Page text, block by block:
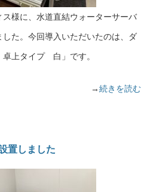
様に、水道直結ウォーターサーバ
た。今回導入いただいたのは、ダ
上タイプ 白」です。
→続きを読む
置しました